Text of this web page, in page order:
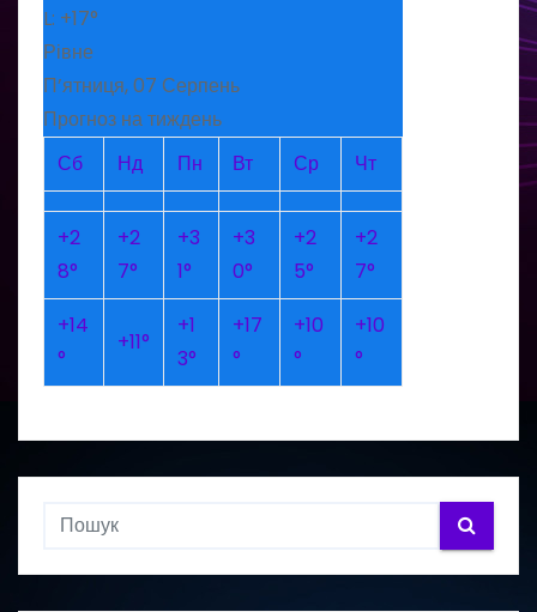
L: +17°
Рівне
П’ятниця, 07 Серпень
Прогноз на тиждень
Сб
Нд Пн Вт Ср Чт
+2
8°
+2
7°
+3
1°
+3
0°
+2
5°
+2
7°
+14
°
+11°
+1
3°
+17
°
+10
°
+10
°